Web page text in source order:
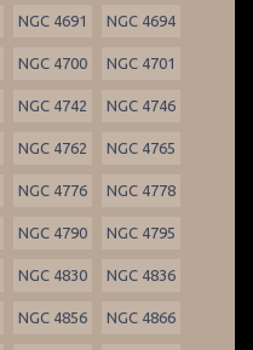
NGC 4691 NGC 4694
NGC 4700 NGC 4701
NGC 4742 NGC 4746
NGC 4762 NGC 4765
NGC 4776 NGC 4778
NGC 4790 NGC 4795
NGC 4830 NGC 4836
NGC 4856 NGC 4866